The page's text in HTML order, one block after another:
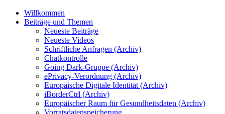
Willkommen
Beiträge und Themen
Neueste Beiträge
Neueste Videos
Schriftliche Anfragen (Archiv)
Chatkontrolle
Going Dark-Gruppe (Archiv)
ePrivacy-Verordnung (Archiv)
Europäische Digitale Identität (Archiv)
iBorderCtrl (Archiv)
Europäischer Raum für Gesundheitsdaten (Archiv)
Vorratsdatenspeicherung